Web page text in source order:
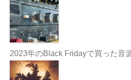
2023年のBlack Fridayで買った音